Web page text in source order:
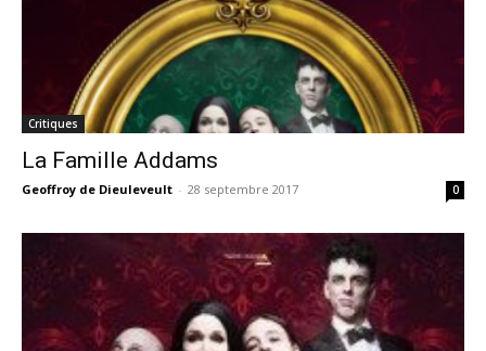
Critiques
La Famille Addams
Geoffroy de Dieuleveult - 28 septembre 2017 0